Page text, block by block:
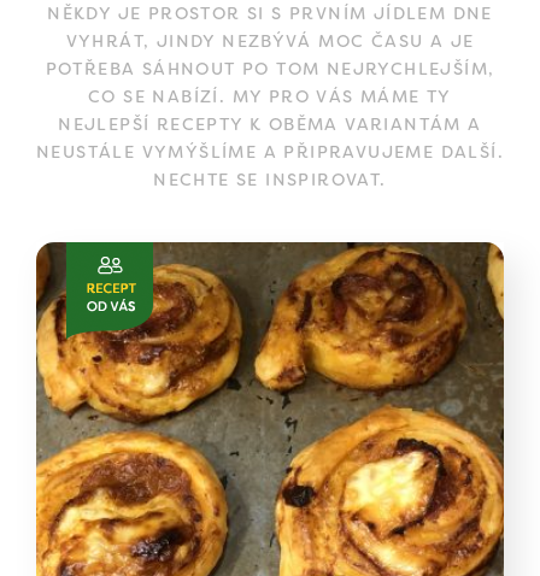
NĚKDY JE PROSTOR SI S PRVNÍM JÍDLEM DNE
VYHRÁT, JINDY NEZBÝVÁ MOC ČASU A JE
POTŘEBA SÁHNOUT PO TOM NEJRYCHLEJŠÍM,
CO SE NABÍZÍ. MY PRO VÁS MÁME TY
NEJLEPŠÍ RECEPTY K OBĚMA VARIANTÁM A
NEUSTÁLE VYMÝŠLÍME A PŘIPRAVUJEME DALŠÍ.
NECHTE SE INSPIROVAT.